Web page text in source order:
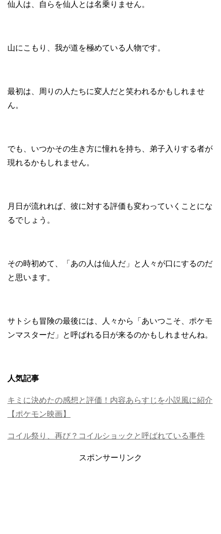
仙人は、自らを仙人とは名乗りません。
山にこもり、我が道を極めている人物です。
最初は、周りの人たちに変人だと笑われるかもしれませ
ん。
でも、いつかその生き方に憧れを持ち、弟子入りする者が
現れるかもしれません。
月日が流れれば、彼に対する評価も変わっていくことにな
るでしょう。
その時初めて、「あの人は仙人だ」と人々が口にするのだ
と思います。
サトシも冒険の最後には、人々から「あいつこそ、ポケモ
ンマスターだ」と呼ばれる日が来るのかもしれませんね。
人気記事
キミに決めたの感想と評価！内容あらすじを小説風に紹介
【ポケモン映画】
コイル祭り、再び？コイルショックと呼ばれている事件
スポンサーリンク